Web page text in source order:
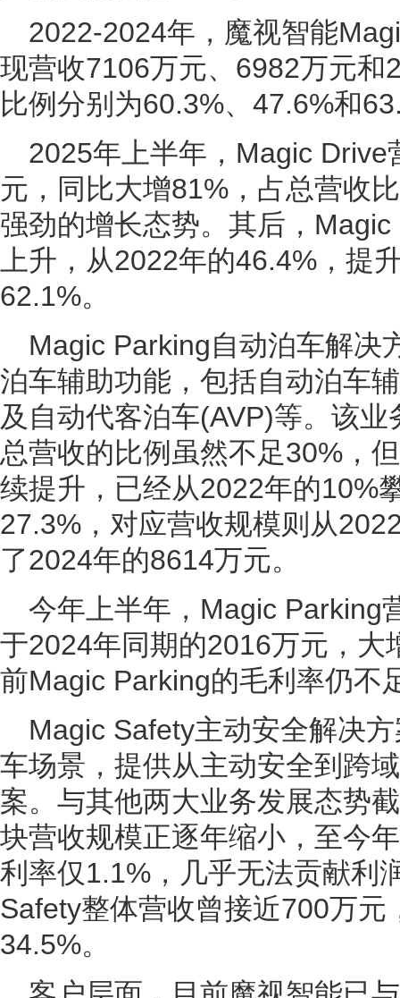
2022-2024年，魔视智能
现营收7106万元、6982万元和
比例分别为60.3%、47.6%和
2025年上半年，Magic Drive
元，同比大增81%，占总营收
强劲的增长态势。其后，
上升，从2022年的46.4%，提
62.1%。
Magic Parking自动泊车解决
泊车辅助功能，包括自动泊车
及自动代客泊车(AVP)等。该
总营收的比例虽然不足30%，
续提升，已经从2022年的10%
27.3%，对应营收规模则从
了2024年的8614万元。
今年上半年，Magic Parking
于2024年同期的2016万元，大
前Magic Parking的毛利率仍不
Magic Safety主动安全解决
车场景，提供从主动安全到跨
案。与其他两大业务发展态势
块营收规模正逐年缩小，至今
利率仅1.1%，几乎无法贡献利
Safety整体营收曾接近700万元
34.5%。